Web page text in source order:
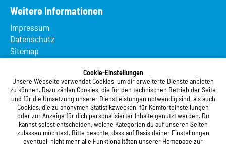
Cookie-Einstellungen
Unsere Webseite verwendet Cookies, um dir erweiterte Dienste anbieten
zu können. Dazu zählen Cookies, die für den technischen Betrieb der Seite
und für die Umsetzung unserer Dienstleistungen notwendig sind, als auch
Cookies, die zu anonymen Statistikzwecken, für Komforteinstellungen
oder zur Anzeige für dich personalisierter Inhalte genutzt werden. Du
kannst selbst entscheiden, welche Kategorien du auf unseren Seiten
zulassen möchtest. Bitte beachte, dass auf Basis deiner Einstellungen
eventuell nicht mehr alle Funktionalitäten unserer Homepage zur
Weitere Informationen
Impressum
Datenschutz
Sitemap
Suche
Registrierung
Studierendenwerk Vorderpfalz
Studierendenwerk Vorderpfalz
Anstalt des öffentlichen Rechts